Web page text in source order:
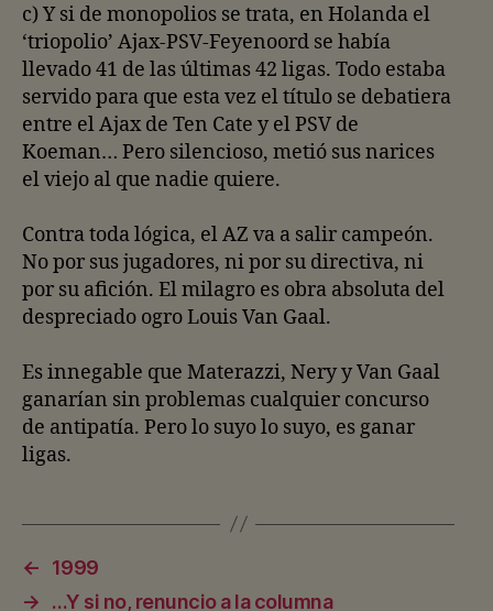
c) Y si de monopolios se trata, en Holanda el
‘triopolio’ Ajax-PSV-Feyenoord se había
llevado 41 de las últimas 42 ligas. Todo estaba
servido para que esta vez el título se debatiera
entre el Ajax de Ten Cate y el PSV de
Koeman… Pero silencioso, metió sus narices
el viejo al que nadie quiere.
Contra toda lógica, el AZ va a salir campeón.
No por sus jugadores, ni por su directiva, ni
por su afición. El milagro es obra absoluta del
despreciado ogro Louis Van Gaal.
Es innegable que Materazzi, Nery y Van Gaal
ganarían sin problemas cualquier concurso
de antipatía. Pero lo suyo lo suyo, es ganar
ligas.
←
1999
→
…Y si no, renuncio a la columna